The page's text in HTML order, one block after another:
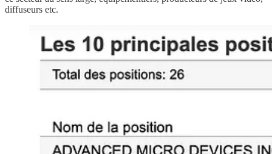
diffuseurs etc.